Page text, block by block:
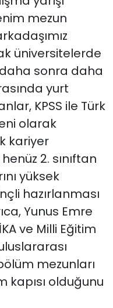
mezun
üniversitelerde
sonra daha
yurt
KPSS ile Türk
olarak
kariyer
2. sınıftan
yüksek
hazırlanması
Yunus Emre
ve Milli Eğitim
mezunları
kapısı olduğunu